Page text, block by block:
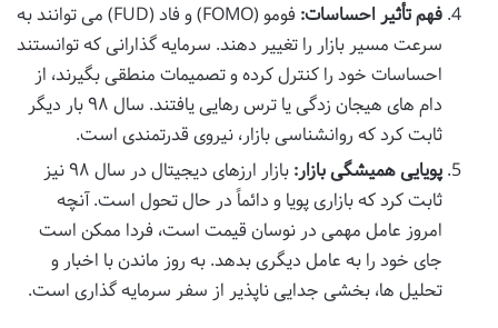
فهم تأثیر احساسات:
فومو (FOMO) و فاد (FUD) می توانند به
سرعت مسیر بازار را تغییر دهند. سرمایه گذارانی که توانستند
احساسات خود را کنترل کرده و تصمیمات منطقی بگیرند، از
دام های هیجان زدگی یا ترس رهایی یافتند. سال ۹۸ بار دیگر
ثابت کرد که روانشناسی بازار، نیروی قدرتمندی است.
پویایی همیشگی بازار:
بازار ارزهای دیجیتال در سال ۹۸ نیز
ثابت کرد که بازاری پویا و دائماً در حال تحول است. آنچه
امروز عامل مهمی در نوسان قیمت است، فردا ممکن است
جای خود را به عامل دیگری بدهد. به روز ماندن با اخبار و
تحلیل ها، بخشی جدایی ناپذیر از سفر سرمایه گذاری است.